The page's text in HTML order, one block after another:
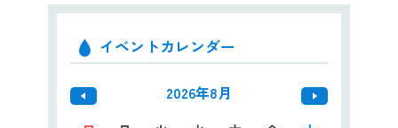
イベントカレンダー
2026年8月